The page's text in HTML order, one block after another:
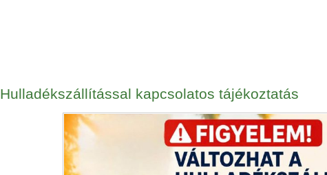
Hulladékszállítással kapcsolatos tájékoztatás